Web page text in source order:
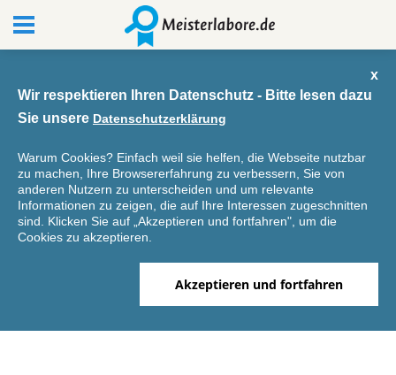
x
Wir respektieren Ihren Datenschutz - Bitte lesen dazu
Sie unsere Datenschutzerklärung
Warum Cookies? Einfach weil sie helfen, die Webseite nutzbar
zu machen, Ihre Browsererfahrung zu verbessern, Sie von
anderen Nutzern zu unterscheiden und um relevante
Informationen zu zeigen, die auf Ihre Interessen zugeschnitten
sind. Klicken Sie auf „Akzeptieren und fortfahren", um die
Cookies zu akzeptieren.
Akzeptieren und fortfahren